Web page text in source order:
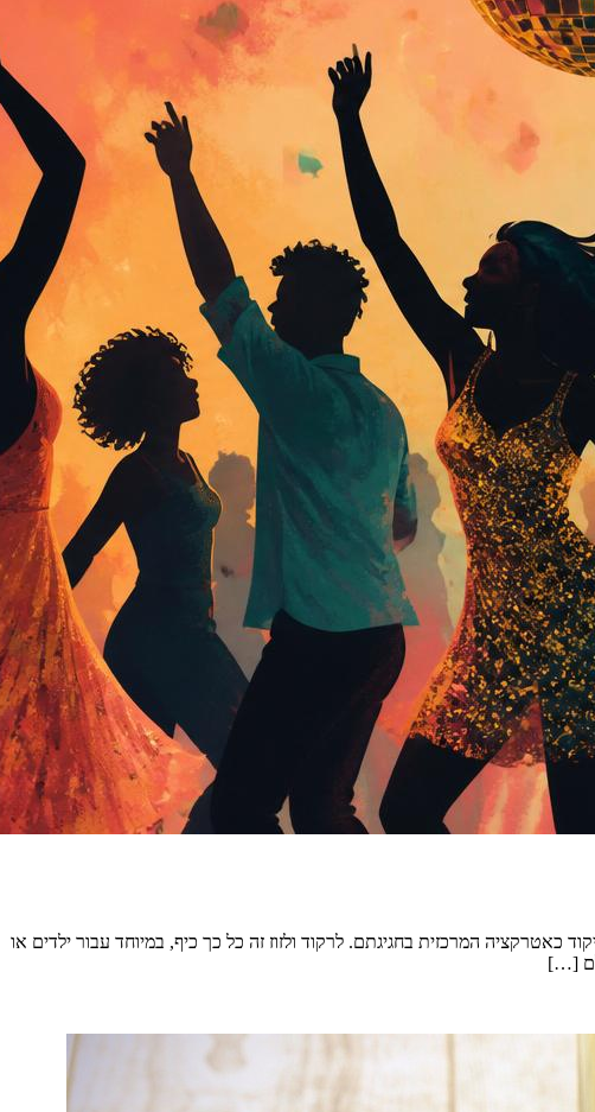
כאטרקציה המרכזית בחגיגתם. לרקוד ולזוז זה כל כך כיף, במיוחד עבור ילדים או
[…]